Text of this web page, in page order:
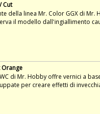
Cut
della linea Mr. Color GGX di Mr.
il modello dall'ingiallimento
Orange
di Mr. Hobby offre vernici a
per creare effetti di